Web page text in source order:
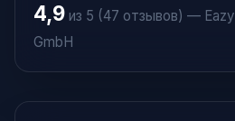
4,9 из 5 (47 отзывов) —
GmbH